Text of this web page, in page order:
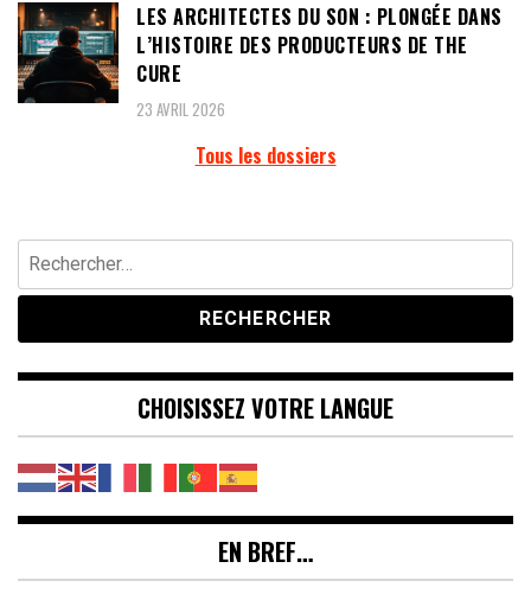
LES ARCHITECTES DU SON : PLONGÉE DANS
L’HISTOIRE DES PRODUCTEURS DE THE
CURE
23 AVRIL 2026
Tous les dossiers
Rechercher :
CHOISISSEZ VOTRE LANGUE
EN BREF…